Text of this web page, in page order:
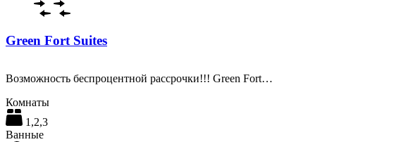
Green Fort Suites
Возможность беспроцентной рассрочки!!! Green Fort…
Комнаты
1,2,3
Ванные